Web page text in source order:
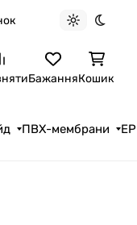
Light theme
Dark
БажанняКошик
ПВХ-мембрани